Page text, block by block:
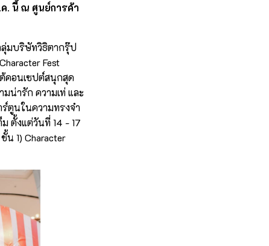
. นี้ ณ ศูนย์การค้า
ลุ่มบริษัทวิธิตากรุ๊ป
Fest
คอนเซปต์สนุกสุด
น่ารัก ความเท่ และ
ร์ตูนในความทรงจำ
ตั้งแต่วันที่ 14 - 17
น 1) Character